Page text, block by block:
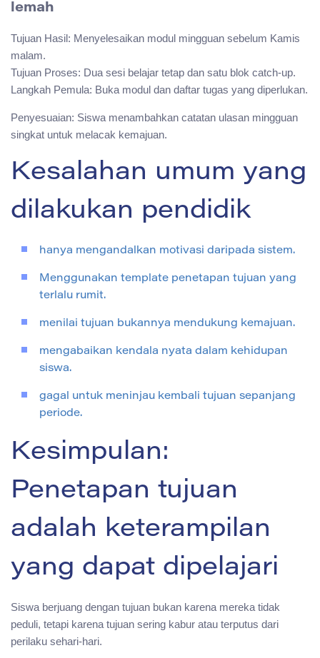
lemah
Tujuan Hasil: Menyelesaikan modul mingguan sebelum Kamis
malam.
Tujuan Proses: Dua sesi belajar tetap dan satu blok catch-up.
Langkah Pemula: Buka modul dan daftar tugas yang diperlukan.
Penyesuaian: Siswa menambahkan catatan ulasan mingguan
singkat untuk melacak kemajuan.
Kesalahan umum yang
dilakukan pendidik
hanya mengandalkan motivasi daripada sistem.
Menggunakan template penetapan tujuan yang
terlalu rumit.
menilai tujuan bukannya mendukung kemajuan.
mengabaikan kendala nyata dalam kehidupan
siswa.
gagal untuk meninjau kembali tujuan sepanjang
periode.
Kesimpulan:
Penetapan tujuan
adalah keterampilan
yang dapat dipelajari
Siswa berjuang dengan tujuan bukan karena mereka tidak
peduli, tetapi karena tujuan sering kabur atau terputus dari
perilaku sehari-hari.